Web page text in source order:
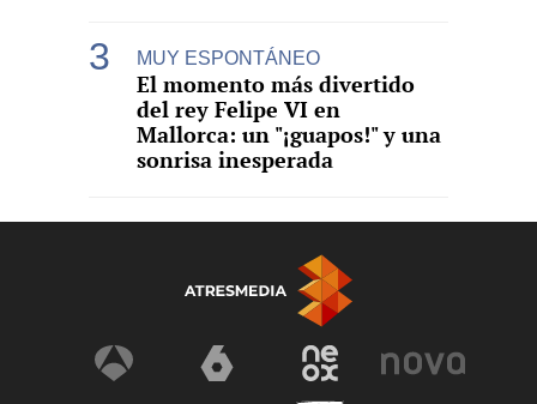
MUY ESPONTÁNEO
El momento más divertido
del rey Felipe VI en
Mallorca: un "¡guapos!" y una
sonrisa inesperada